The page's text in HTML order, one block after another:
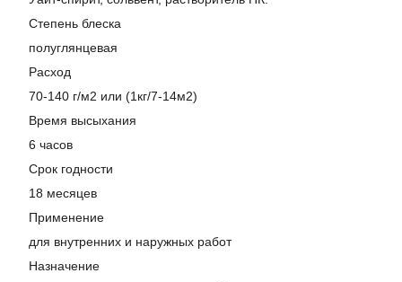
Степень блеска
полуглянцевая
Расход
70-140 г/м2 или (1кг/7-14м2)
Время высыхания
6 часов
Срок годности
18 месяцев
Применение
для внутренних и наружных работ
Назначение